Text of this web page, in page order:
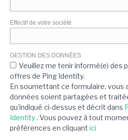
Effectif de votre société
GESTION DES DONNÉES
Veuillez me tenir informé(e) des
offres de Ping Identity.
En soumettant ce formulaire, vous
données soient partagées et
qu'indiqué ci-dessus et décrit dans
Identity. Vous pouvez à tout
préférences en cliquant ici